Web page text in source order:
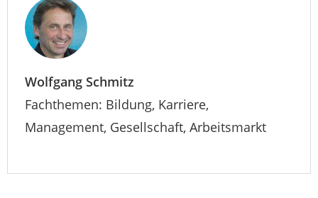
Wolfgang Schmitz
Fachthemen: Bildung, Karriere,
Management, Gesellschaft, Arbeitsmarkt